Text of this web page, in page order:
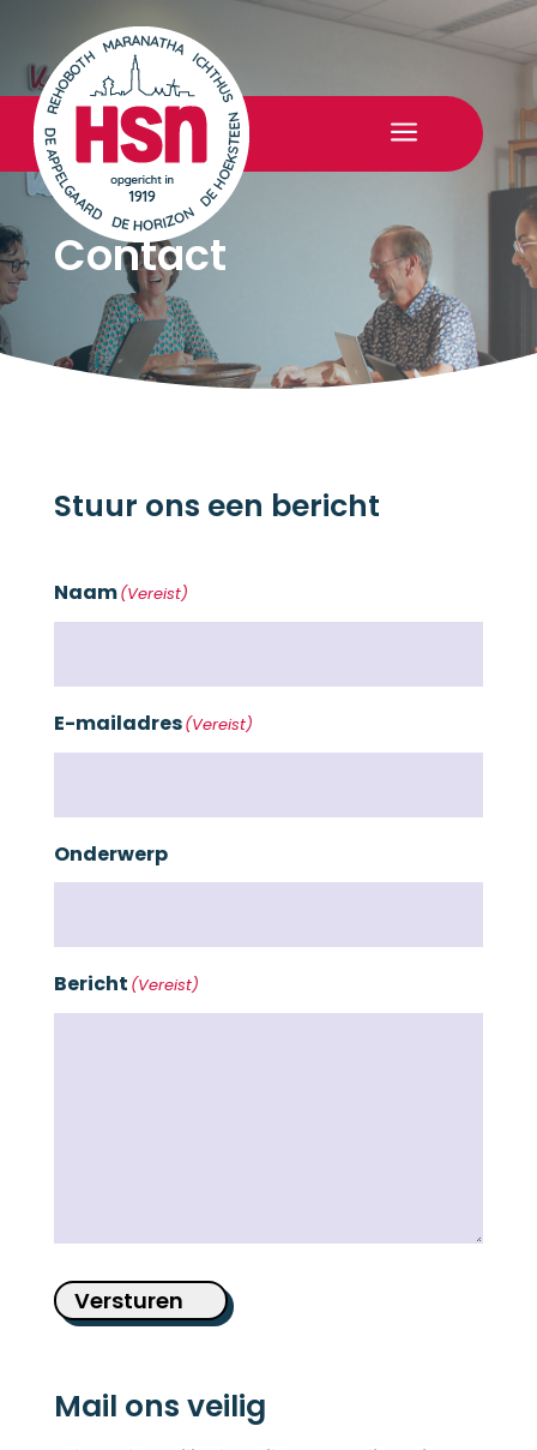
a
Contact
Stuur ons een bericht
Naam(Vereist)
E-mailadres(Vereist)
Onderwerp
Bericht (Vereist)
Versturen
Mail ons veilig